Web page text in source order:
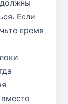
должны
Если
время